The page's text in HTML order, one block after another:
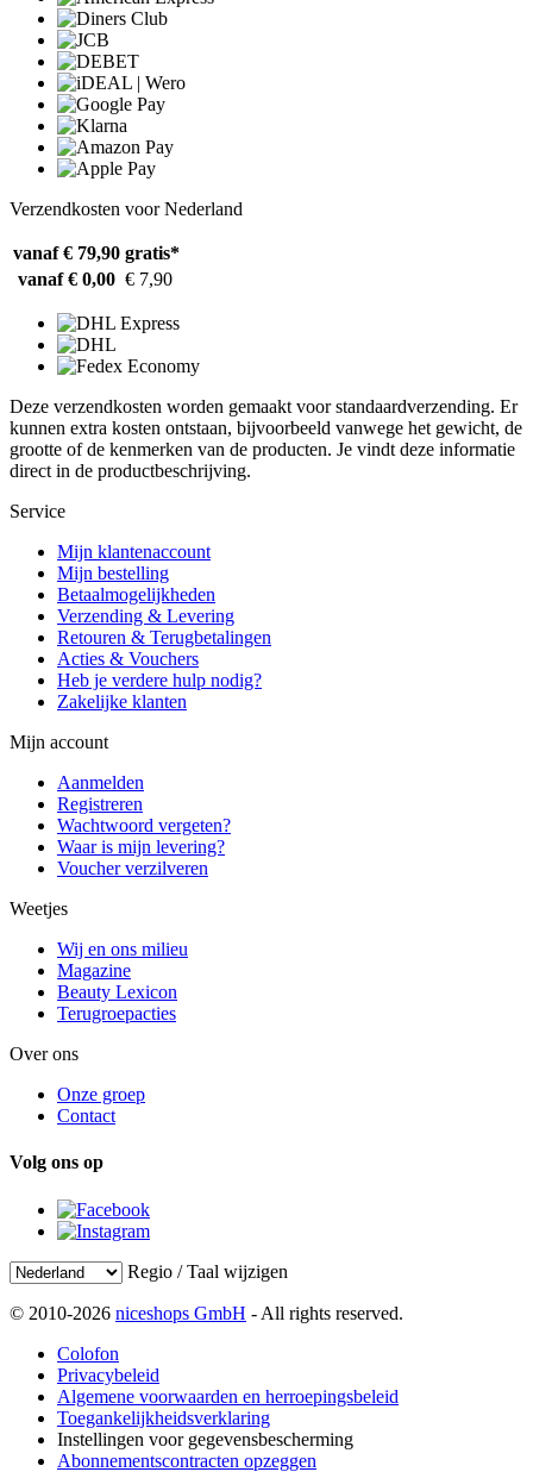
Verzendkosten voor Nederland
vanaf € 79,90 gratis*
vanaf € 0,00 € 7,90
Deze verzendkosten worden gemaakt voor standaardverzending. Er
kunnen extra kosten ontstaan, bijvoorbeeld vanwege het gewicht, de
grootte of de kenmerken van de producten. Je vindt deze informatie
direct in de productbeschrijving.
Service
Mijn klantenaccount
Mijn bestelling
Betaalmogelijkheden
Verzending & Levering
Retouren & Terugbetalingen
Acties & Vouchers
Heb je verdere hulp nodig?
Zakelijke klanten
Mijn account
Aanmelden
Registreren
Wachtwoord vergeten?
Waar is mijn levering?
Voucher verzilveren
Weetjes
Wij en ons milieu
Magazine
Beauty Lexicon
Terugroepacties
Over ons
Onze groep
Contact
Volg ons op
Regio / Taal wijzigen
© 2010-2026 niceshops GmbH - All rights reserved.
Colofon
Privacybeleid
Algemene voorwaarden en herroepingsbeleid
Toegankelijkheidsverklaring
Instellingen voor gegevensbescherming
Abonnementscontracten opzeggen